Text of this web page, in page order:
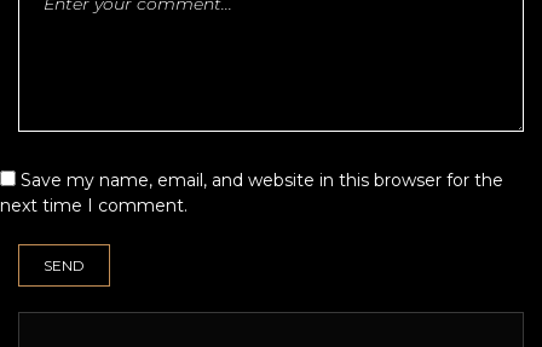
Save my name, email, and website in this browser for the
next time I comment.